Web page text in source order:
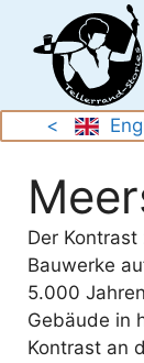
Inhalt
springen
<
Der
Bauwerke
5.000
Gebäude in
Kontrast an